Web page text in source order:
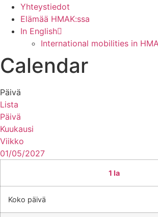
Yhteystiedot
Elämää HMAK:ssa
In English
International mobilities in
Calendar
Päivä
Lista
Päivä
Kuukausi
Viikko
01/05/2027
1 la
Koko päivä